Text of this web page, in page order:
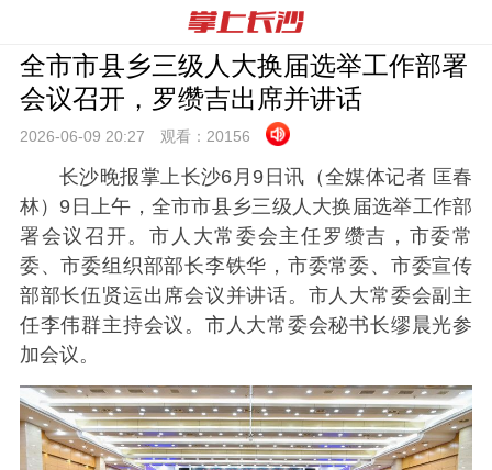
全市市县乡三级人大换届选举工作部署
会议召开，罗缵吉出席并讲话
2026-06-09 20:27 观看： 20156
长沙晚报掌上长沙6月9日讯（全媒体记者 匡春
林）9日上午，全市市县乡三级人大换届选举工作部
署会议召开。市人大常委会主任罗缵吉，市委常
委、市委组织部部长李铁华，市委常委、市委宣传
部部长伍贤运出席会议并讲话。市人大常委会副主
任李伟群主持会议。市人大常委会秘书长缪晨光参
加会议。